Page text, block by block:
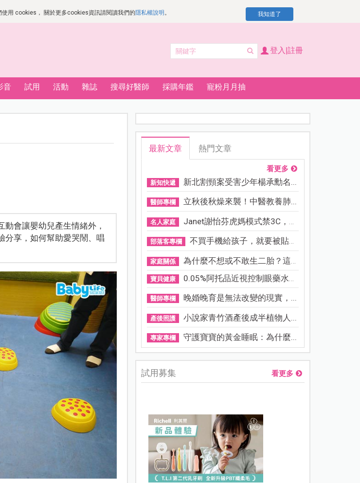
用 cookies， 關於更多cookies資訊請閱讀我們的隱私權說明 。 我知道了
登入|註冊
音 試用 活動 雜誌 搜尋好醫師 採購年鑑 寵粉月月抽
會讓嬰幼兒產生情緒外，
分享，如何幫助愛哭鬧、唱
最新文章 熱門文章
看更多
新知快遞 新北割頸案受害少年楊承勳名...
醫師專欄 立秋後秋燥來襲！中醫教養肺...
名人家庭 Janet謝怡芬虎媽模式禁3C，看...
部落客專欄 不買手機給孩子，就要被貼「...
家庭關係 為什麼不想或不敢生二胎？這8...
寶貝健康 0.05%阿托品近視控制眼藥水納...
醫師專欄 晚婚晚育是無法改變的現實，...
產後照護 小說家青竹酒產後成半植物人...
專家專欄 守護寶寶的黃金睡眠：為什麼...
試用募集 看更多